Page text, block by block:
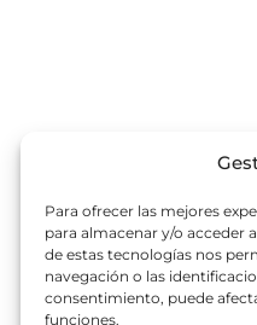
Para ofrecer las mejores
para almacenar y/o acceder
de estas tecnologías nos
navegación o las
consentimiento, puede
funciones.